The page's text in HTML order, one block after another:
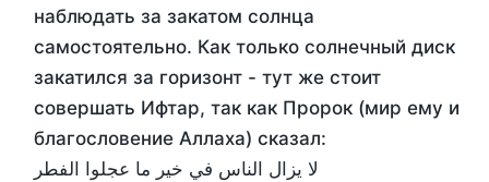
наблюдать за закатом солнца
самостоятельно. Как только солнечный диск
закатился за горизонт - тут же стоит
совершать Ифтар, так как Пророк (мир ему и
благословение Аллаха) сказал:
لا يزال الناس في خير ما عجلوا الفطر